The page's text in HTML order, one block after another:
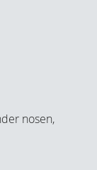
nosen,